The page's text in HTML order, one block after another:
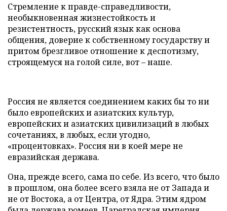
Стремление к правде-справедливости,
необыкновенная жизнестойкость и
резистентность, русский язык как основа
общения, доверие к собственному государству и
притом брезгливое отношение к деспотизму,
строящемуся на голой силе, вот – наше.
Россия не является соединением каких бы то ни
было европейских и азиатских культур,
европейских и азиатских цивилизаций в любых
сочетаниях, в любых, если угодно,
«процентовках». Россия ни в коей мере не
евразийская держава.
Она, прежде всего, сама по себе. Из всего, что было
в прошлом, она более всего взяла не от Запада и
не от Востока, а от Центра, от Ядра. Этим ядром